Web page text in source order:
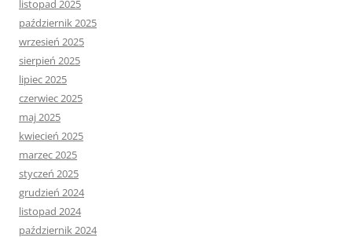
listopad 2025
październik 2025
wrzesień 2025
sierpień 2025
lipiec 2025
czerwiec 2025
maj 2025
kwiecień 2025
marzec 2025
styczeń 2025
grudzień 2024
listopad 2024
październik 2024